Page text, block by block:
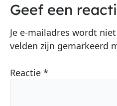
Geef een
Je e-mailadres wordt
velden zijn gemarkeerd
Reactie *